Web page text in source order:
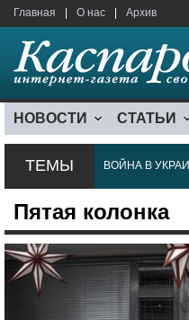
Главная О нас Архив
НОВОСТИ СТАТЬИ
ТЕМЫ ВОЙНА В
Пятая колонка